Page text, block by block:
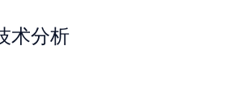
术分析